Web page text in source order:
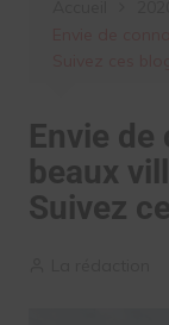
Envie
beaux
Suivez